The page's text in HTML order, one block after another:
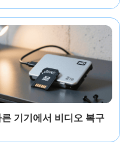
른 기기에서 비디오 복구